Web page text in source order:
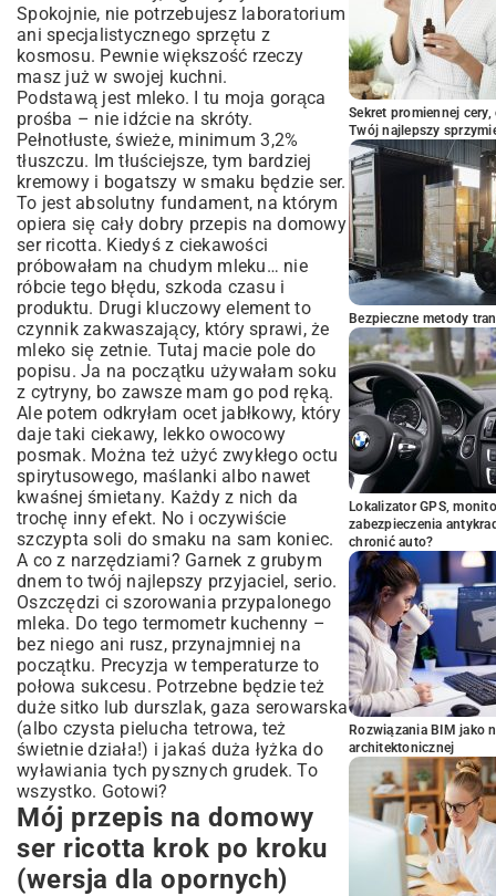
Spokojnie, nie potrzebujesz laboratorium
ani specjalistycznego sprzętu z
kosmosu. Pewnie większość rzeczy
masz już w swojej kuchni.
Podstawą jest mleko. I tu moja gorąca
prośba – nie idźcie na skróty.
Pełnotłuste, świeże, minimum 3,2%
tłuszczu. Im tłuściejsze, tym bardziej
kremowy i bogatszy w smaku będzie ser.
To jest absolutny fundament, na którym
opiera się cały dobry przepis na domowy
ser ricotta. Kiedyś z ciekawości
próbowałam na chudym mleku… nie
róbcie tego błędu, szkoda czasu i
produktu. Drugi kluczowy element to
czynnik zakwaszający, który sprawi, że
mleko się zetnie. Tutaj macie pole do
popisu. Ja na początku używałam soku
z cytryny, bo zawsze mam go pod ręką.
Ale potem odkryłam ocet jabłkowy, który
daje taki ciekawy, lekko owocowy
posmak. Można też użyć zwykłego octu
spirytusowego, maślanki albo nawet
kwaśnej śmietany. Każdy z nich da
trochę inny efekt. No i oczywiście
szczypta soli do smaku na sam koniec.
A co z narzędziami? Garnek z grubym
dnem to twój najlepszy przyjaciel, serio.
Oszczędzi ci szorowania przypalonego
mleka. Do tego termometr kuchenny –
bez niego ani rusz, przynajmniej na
początku. Precyzja w temperaturze to
połowa sukcesu. Potrzebne będzie też
duże sitko lub durszlak, gaza serowarska
(albo czysta pielucha tetrowa, też
świetnie działa!) i jakaś duża łyżka do
wyławiania tych pysznych grudek. To
wszystko. Gotowi?
Mój przepis na domowy
ser ricotta krok po kroku
(wersja dla opornych)
Sekret promiennej
Twój najlepszy
Bezpieczne metody
Lokalizator GPS,
zabezpieczenia
chronić auto?
Rozwiązania BIM jako
architektonicznej